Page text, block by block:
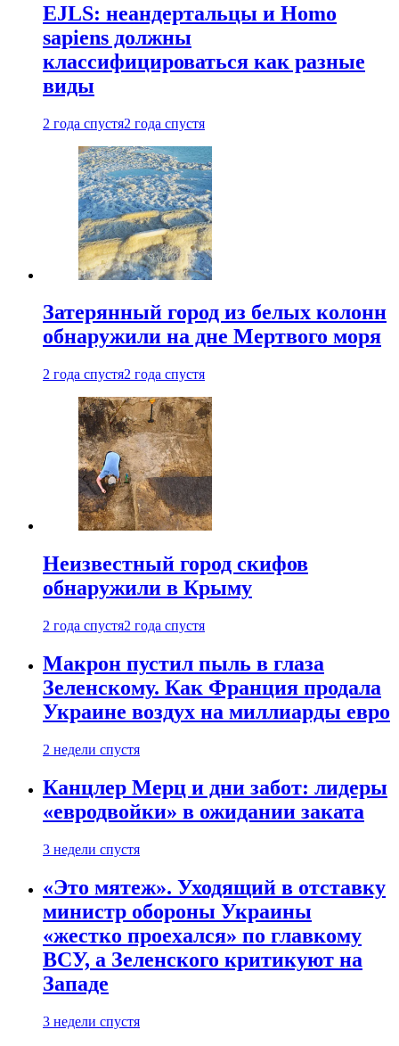
EJLS: неандертальцы и Homo
sapiens должны
классифицироваться как разные
виды
2 года спустя2 года спустя
Затерянный город из белых колонн
обнаружили на дне Мертвого моря
2 года спустя2 года спустя
Неизвестный город скифов
обнаружили в Крыму
2 года спустя2 года спустя
Макрон пустил пыль в глаза
Зеленскому. Как Франция продала
Украине воздух на миллиарды евро
2 недели спустя
Канцлер Мерц и дни забот: лидеры
«евродвойки» в ожидании заката
3 недели спустя
«Это мятеж». Уходящий в отставку
министр обороны Украины
«жестко проехался» по главкому
ВСУ, а Зеленского критикуют на
Западе
3 недели спустя